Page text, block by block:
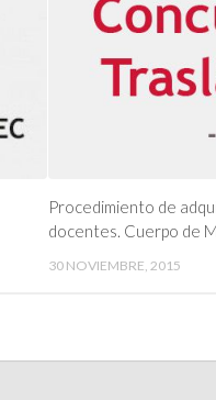
Procedimiento de
docentes. Cuerpo de
30 NOVIEMBRE, 2015